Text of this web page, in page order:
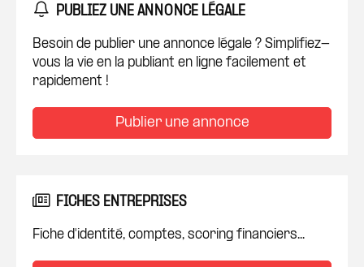
PUBLIEZ UNE ANNONCE LÉGALE
Besoin de publier une annonce légale ? Simplifiez-
vous la vie en la publiant en ligne facilement et
rapidement !
Publier une annonce
FICHES ENTREPRISES
Fiche d'identité, comptes, scoring financiers...